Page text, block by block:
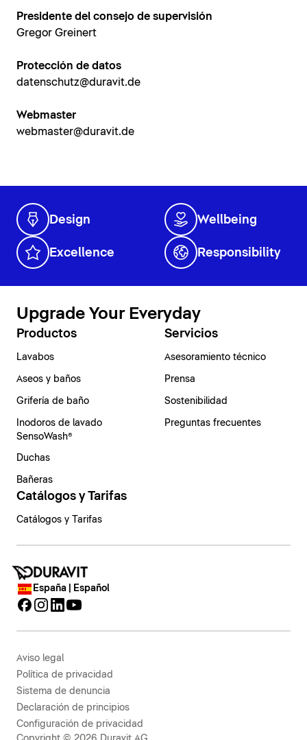
Presidente del consejo de supervisión
Gregor Greinert
Protección de datos
datenschutz@duravit.de
Webmaster
webmaster@duravit.de
Design Wellbeing
Excellence Responsibility
Upgrade Your Everyday
Productos
Lavabos
Aseos y baños
Grifería de baño
Inodoros de lavado
SensoWash®
Duchas
Bañeras
Servicios
Asesoramiento técnico
Prensa
Sostenibilidad
Preguntas frecuentes
Catálogos y Tarifas
Catálogos y Tarifas
España | Español
Aviso legal
Política de privacidad
Sistema de denuncia
Declaración de principios
Configuración de privacidad